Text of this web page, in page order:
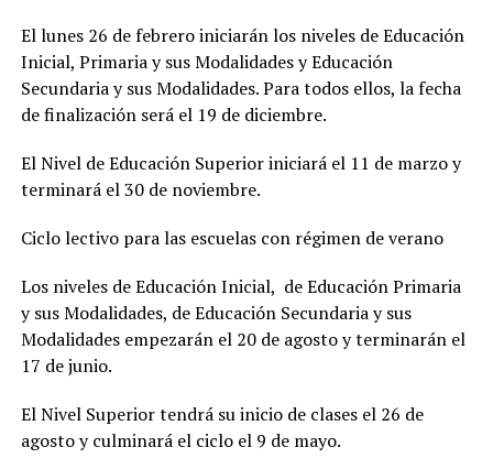
El lunes 26 de febrero iniciarán los niveles de Educación
Inicial, Primaria y sus Modalidades y Educación
Secundaria y sus Modalidades. Para todos ellos, la fecha
de finalización será el 19 de diciembre.
El Nivel de Educación Superior iniciará el 11 de marzo y
terminará el 30 de noviembre.
Ciclo lectivo para las escuelas con régimen de verano
Los niveles de Educación Inicial, de Educación Primaria
y sus Modalidades, de Educación Secundaria y sus
Modalidades empezarán el 20 de agosto y terminarán el
17 de junio.
El Nivel Superior tendrá su inicio de clases el 26 de
agosto y culminará el ciclo el 9 de mayo.